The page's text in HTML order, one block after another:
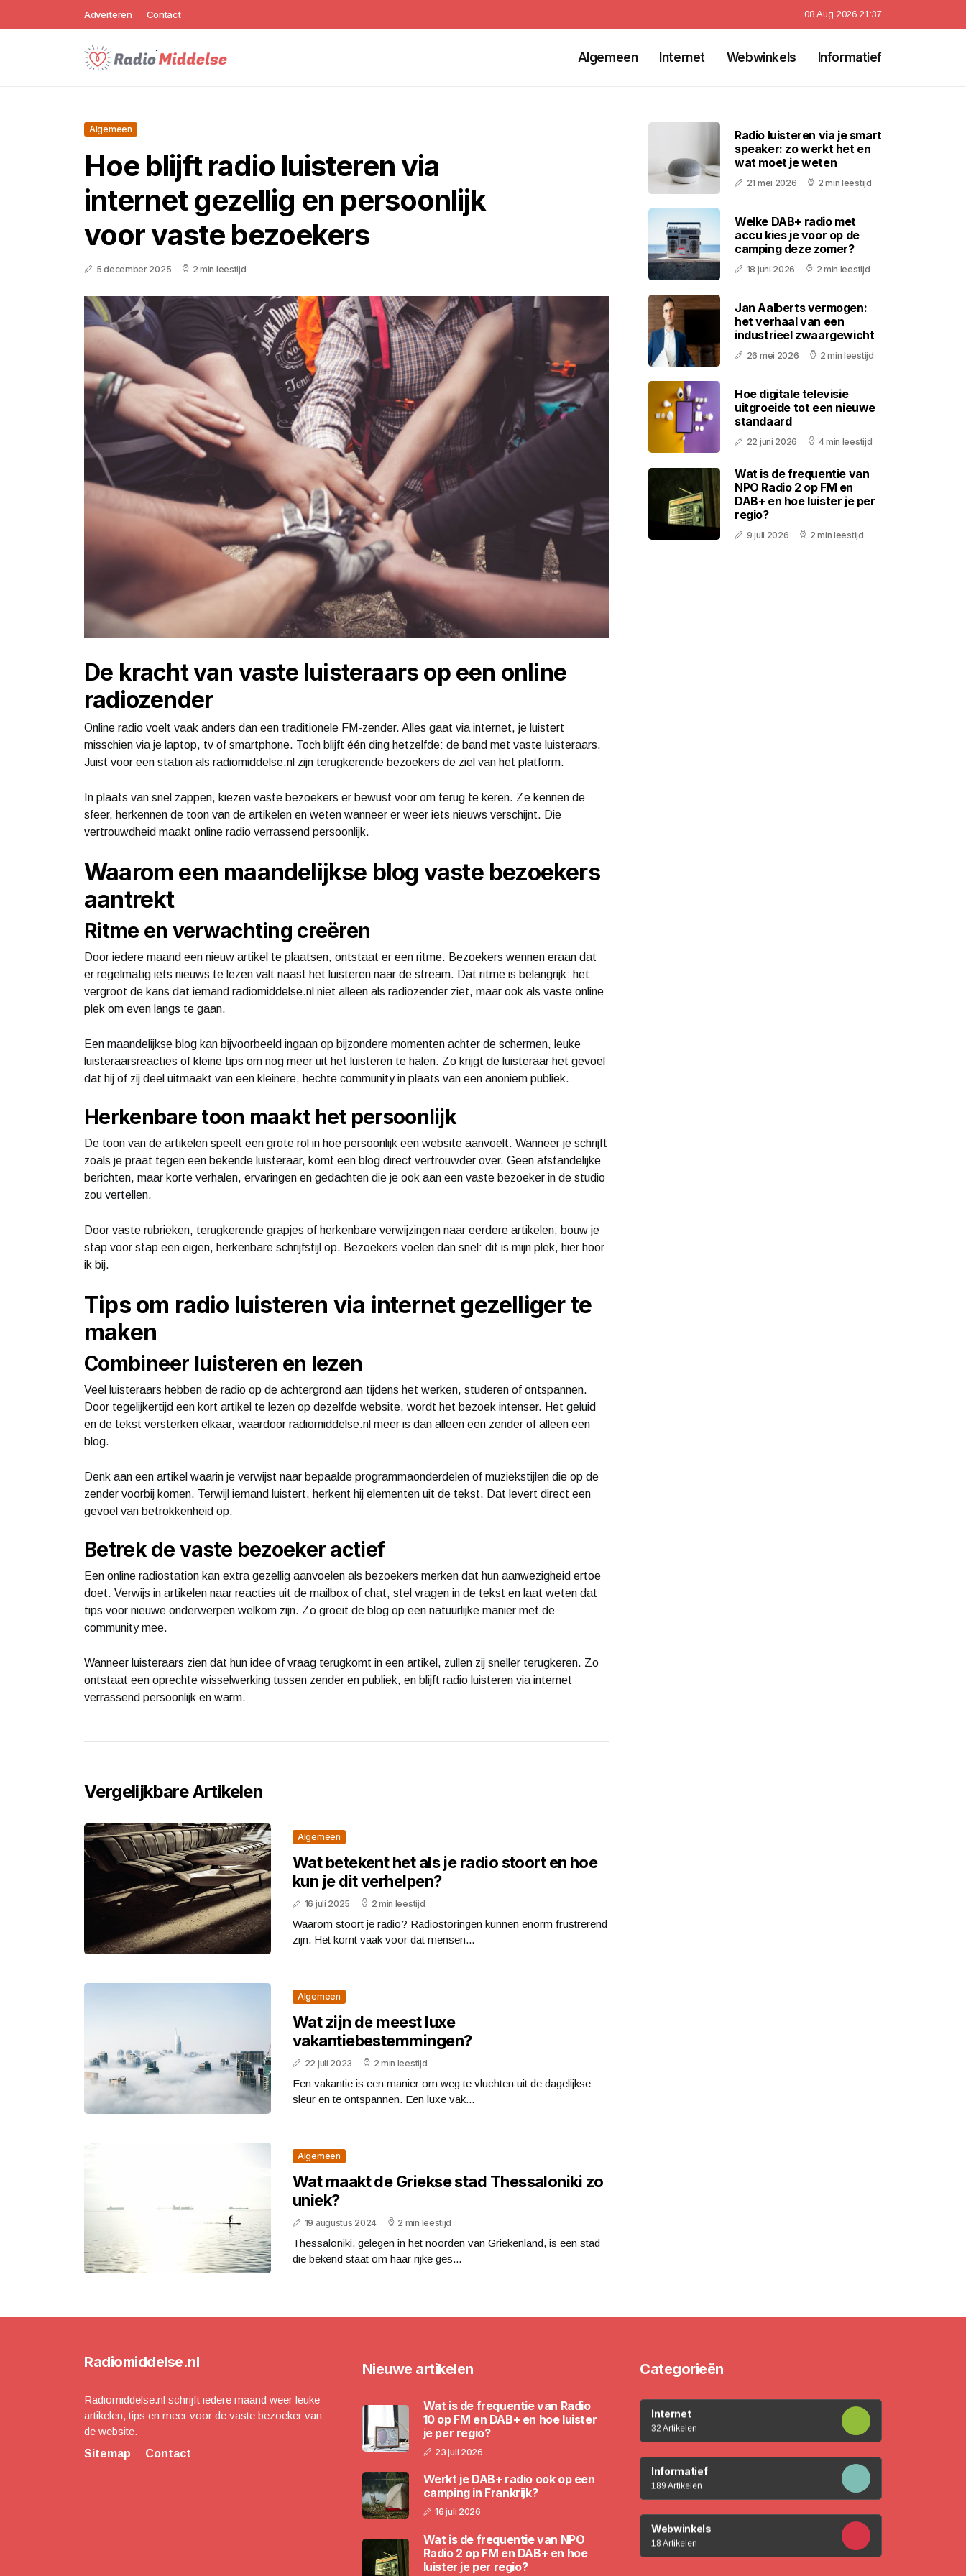
Adverteren Contact 08 Aug 2026 21:37
Algemeen Internet Webwinkels Informatief
Algemeen
Hoe blijft radio luisteren via
internet gezellig en persoonlijk
voor vaste bezoekers
5 december 2025 2 min leestijd
De kracht van vaste luisteraars op een online
radiozender
Online radio voelt vaak anders dan een traditionele FM-zender. Alles gaat via internet, je luistert
misschien via je laptop, tv of smartphone. Toch blijft één ding hetzelfde: de band met vaste luisteraars.
Juist voor een station als radiomiddelse.nl zijn terugkerende bezoekers de ziel van het platform.
In plaats van snel zappen, kiezen vaste bezoekers er bewust voor om terug te keren. Ze kennen de
sfeer, herkennen de toon van de artikelen en weten wanneer er weer iets nieuws verschijnt. Die
vertrouwdheid maakt online radio verrassend persoonlijk.
Waarom een maandelijkse blog vaste bezoekers
aantrekt
Ritme en verwachting creëren
Door iedere maand een nieuw artikel te plaatsen, ontstaat er een ritme. Bezoekers wennen eraan dat
er regelmatig iets nieuws te lezen valt naast het luisteren naar de stream. Dat ritme is belangrijk: het
vergroot de kans dat iemand radiomiddelse.nl niet alleen als radiozender ziet, maar ook als vaste online
plek om even langs te gaan.
Een maandelijkse blog kan bijvoorbeeld ingaan op bijzondere momenten achter de schermen, leuke
luisteraarsreacties of kleine tips om nog meer uit het luisteren te halen. Zo krijgt de luisteraar het gevoel
dat hij of zij deel uitmaakt van een kleinere, hechte community in plaats van een anoniem publiek.
Herkenbare toon maakt het persoonlijk
De toon van de artikelen speelt een grote rol in hoe persoonlijk een website aanvoelt. Wanneer je schrijft
zoals je praat tegen een bekende luisteraar, komt een blog direct vertrouwder over. Geen afstandelijke
berichten, maar korte verhalen, ervaringen en gedachten die je ook aan een vaste bezoeker in de studio
zou vertellen.
Door vaste rubrieken, terugkerende grapjes of herkenbare verwijzingen naar eerdere artikelen, bouw je
stap voor stap een eigen, herkenbare schrijfstijl op. Bezoekers voelen dan snel: dit is mijn plek, hier hoor
ik bij.
Tips om radio luisteren via internet gezelliger te
maken
Combineer luisteren en lezen
Veel luisteraars hebben de radio op de achtergrond aan tijdens het werken, studeren of ontspannen.
Door tegelijkertijd een kort artikel te lezen op dezelfde website, wordt het bezoek intenser. Het geluid
en de tekst versterken elkaar, waardoor radiomiddelse.nl meer is dan alleen een zender of alleen een
blog.
Denk aan een artikel waarin je verwijst naar bepaalde programmaonderdelen of muziekstijlen die op de
zender voorbij komen. Terwijl iemand luistert, herkent hij elementen uit de tekst. Dat levert direct een
gevoel van betrokkenheid op.
Betrek de vaste bezoeker actief
Een online radiostation kan extra gezellig aanvoelen als bezoekers merken dat hun aanwezigheid ertoe
doet. Verwijs in artikelen naar reacties uit de mailbox of chat, stel vragen in de tekst en laat weten dat
tips voor nieuwe onderwerpen welkom zijn. Zo groeit de blog op een natuurlijke manier met de
community mee.
Wanneer luisteraars zien dat hun idee of vraag terugkomt in een artikel, zullen zij sneller terugkeren. Zo
ontstaat een oprechte wisselwerking tussen zender en publiek, en blijft radio luisteren via internet
verrassend persoonlijk en warm.
Vergelijkbare Artikelen
Algemeen
Wat betekent het als je radio stoort en hoe
kun je dit verhelpen?
16 juli 2025 2 min leestijd
Waarom stoort je radio? Radiostoringen kunnen enorm frustrerend
zijn. Het komt vaak voor dat mensen...
Algemeen
Wat zijn de meest luxe
vakantiebestemmingen?
22 juli 2023 2 min leestijd
Een vakantie is een manier om weg te vluchten uit de dagelijkse
sleur en te ontspannen. Een luxe vak...
Algemeen
Wat maakt de Griekse stad Thessaloniki zo
uniek?
19 augustus 2024 2 min leestijd
Thessaloniki, gelegen in het noorden van Griekenland, is een stad
die bekend staat om haar rijke ges...
Radio luisteren via je smart
speaker: zo werkt het en
wat moet je weten
21 mei 2026 2 min leestijd
Welke DAB+ radio met
accu kies je voor op de
camping deze zomer?
18 juni 2026 2 min leestijd
Jan Aalberts vermogen:
het verhaal van een
industrieel zwaargewicht
26 mei 2026 2 min leestijd
Hoe digitale televisie
uitgroeide tot een nieuwe
standaard
22 juni 2026 4 min leestijd
Wat is de frequentie van
NPO Radio 2 op FM en
DAB+ en hoe luister je per
regio?
9 juli 2026 2 min leestijd
Radiomiddelse.nl
Radiomiddelse.nl schrijft iedere maand weer leuke
artikelen, tips en meer voor de vaste bezoeker van
de website.
Sitemap
Contact
Nieuwe artikelen
Wat is de frequentie van Radio
10 op FM en DAB+ en hoe luister
je per regio?
23 juli 2026
Werkt je DAB+ radio ook op een
camping in Frankrijk?
16 juli 2026
Wat is de frequentie van NPO
Radio 2 op FM en DAB+ en hoe
luister je per regio?
Categorieën
Internet
32 Artikelen
Informatief
189 Artikelen
Webwinkels
18 Artikelen